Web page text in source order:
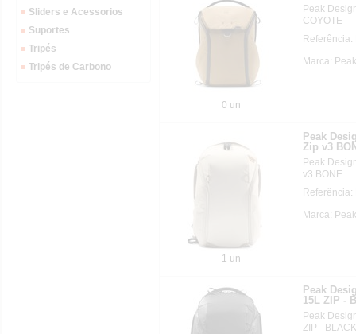
Sliders e Acessorios
Suportes
Tripés
Tripés de Carbono
0 un
Peak
COYOTE
Referência:
Marca:
1 un
Peak
Zip v3
Peak
v3 BONE
Referência:
Marca:
Peak
15L ZIP -
Peak
ZIP - BLACK